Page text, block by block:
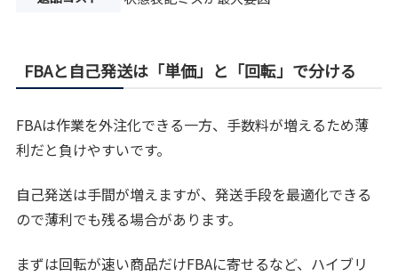
FBAと自己発送は「単価」と「回転」で分ける
FBAは作業を外注化できる一方、手数料が増えるため薄
利だと負けやすいです。
自己発送は手間が増えますが、発送手段を最適化できる
ので薄利でも残る場合があります。
まずは回転が速い商品だけFBAに寄せるなど、ハイブリ